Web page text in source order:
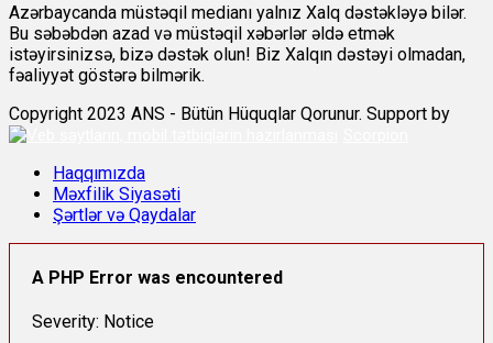
Azərbaycanda müstəqil medianı yalnız Xalq dəstəkləyə bilər.
Bu səbəbdən azad və müstəqil xəbərlər əldə etmək
istəyirsinizsə, bizə dəstək olun! Biz Xalqın dəstəyi olmadan,
fəaliyyət göstərə bilmərik.
Copyright 2023 ANS - Bütün Hüquqlar Qorunur. Support by
Haqqımızda
Məxfilik Siyasəti
Şərtlər və Qaydalar
A PHP Error was encountered
Severity: Notice